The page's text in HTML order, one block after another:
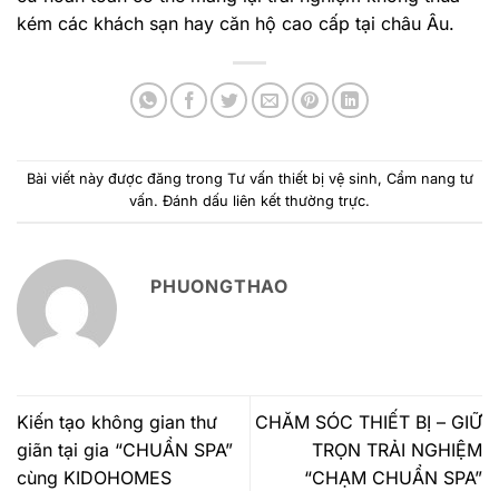
kém các khách sạn hay căn hộ cao cấp tại châu Âu.
Bài viết này được đăng trong Tư vấn thiết bị vệ sinh, Cẩm nang tư
vấn. Đánh dấu liên kết thường trực.
PHUONGTHAO
Kiến tạo không gian thư
giãn tại gia “CHUẨN SPA”
cùng KIDOHOMES
CHĂM SÓC THIẾT BỊ – GIỮ
TRỌN TRẢI NGHIỆM
“CHẠM CHUẨN SPA”